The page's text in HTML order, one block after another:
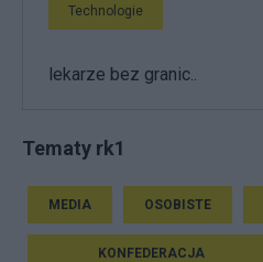
Technologie
lekarze bez granic..
Tematy rk1
MEDIA OSOBISTE
KONFEDERACJA